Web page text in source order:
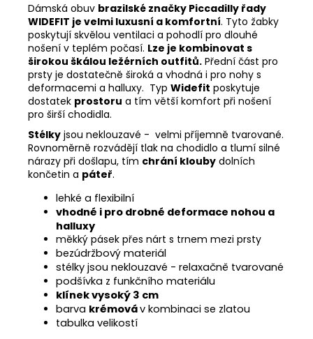
Dámská obuv brazilské značky Piccadilly řady
WIDEFIT je velmi luxusní a komfortní. Tyto žabky
poskytují skvělou ventilaci a pohodlí pro dlouhé
nošení v teplém počasí. Lze je kombinovat s
širokou škálou ležérních outfitů. Přední část pro
prsty je dostatečně široká a vhodná i pro nohy s
deformacemi a halluxy. Typ Widefit poskytuje
dostatek prostoru a tím větší komfort při nošení
pro širší chodidla.
Stélky jsou neklouzavé - velmi příjemně tvarované.
Rovnoměrně rozvádějí tlak na chodidlo a tlumí silné
nárazy při došlapu, tím chrání klouby dolních
končetin a páteř.
lehké a flexibilní
vhodné i pro drobné deformace nohou a
halluxy
měkký pásek přes nárt s trnem mezi prsty
bezúdržbový materiál
stélky jsou neklouzavé - relaxačně tvarované
podšívka z funkčního materiálu
klínek vysoký 3 cm
barva krémováv kombinaci se zlatou
tabulka velikostí